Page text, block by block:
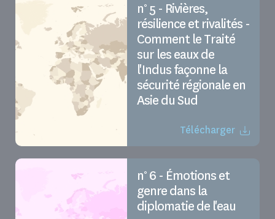
n° 5 - Rivières,
résilience et rivalités -
Comment le Traité
sur les eaux de
l'Indus façonne la
sécurité régionale en
Asie du Sud
Télécharger
n° 6 - Émotions et
genre dans la
diplomatie de l'eau